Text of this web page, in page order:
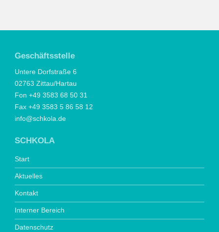
Geschäftsstelle
Untere Dorfstraße 6
02763 Zittau/Hartau
Fon +49 3583 68 50 31
Fax +49 3583 5 86 58 12
info@schkola.de
SCHKOLA
Start
Aktuelles
Kontakt
Interner Bereich
Datenschutz